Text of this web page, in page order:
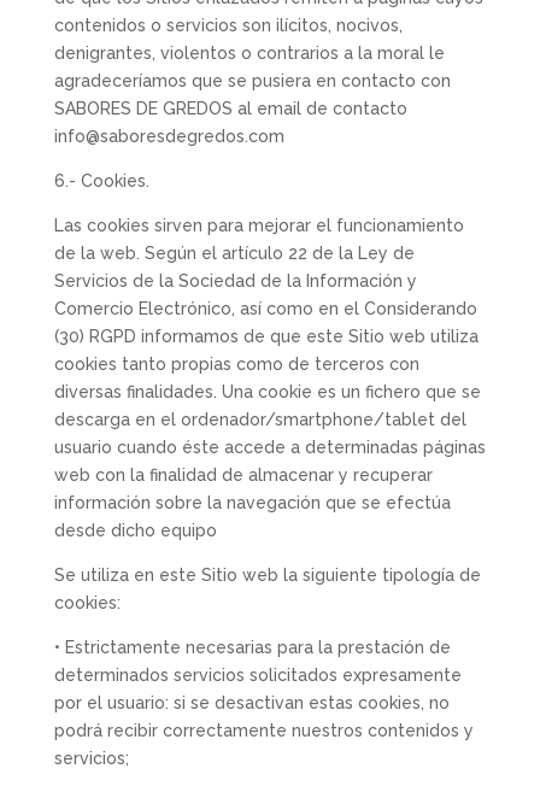
contenidos o servicios son ilícitos, nocivos,
denigrantes, violentos o contrarios a la moral le
agradeceríamos que se pusiera en contacto con
SABORES DE GREDOS al email de contacto
info@saboresdegredos.com
6.- Cookies.
Las cookies sirven para mejorar el funcionamiento
de la web. Según el artículo 22 de la Ley de
Servicios de la Sociedad de la Información y
Comercio Electrónico, así como en el Considerando
(30) RGPD informamos de que este Sitio web utiliza
cookies tanto propias como de terceros con
diversas finalidades. Una cookie es un fichero que se
descarga en el ordenador/smartphone/tablet del
usuario cuando éste accede a determinadas páginas
web con la finalidad de almacenar y recuperar
información sobre la navegación que se efectúa
desde dicho equipo
Se utiliza en este Sitio web la siguiente tipología de
cookies:
• Estrictamente necesarias para la prestación de
determinados servicios solicitados expresamente
por el usuario: si se desactivan estas cookies, no
podrá recibir correctamente nuestros contenidos y
servicios;